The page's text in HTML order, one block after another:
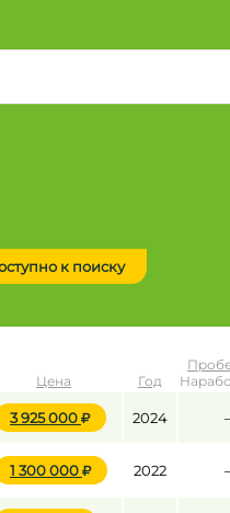
до
к поиску
Цена Год
3 925 000 2024
1 300 000 2022